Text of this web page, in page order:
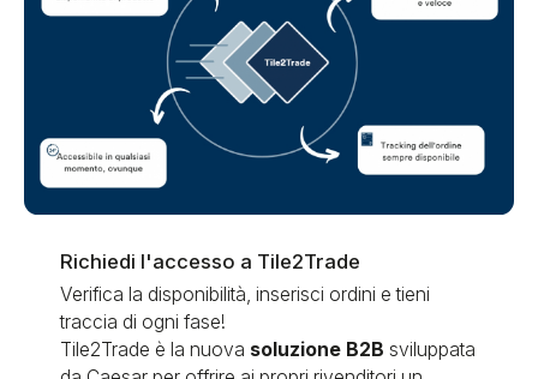
Richiedi l'accesso a Tile2Trade
Verifica la disponibilità, inserisci ordini e tieni
traccia di ogni fase!
Tile2Trade è la nuova soluzione B2B sviluppata